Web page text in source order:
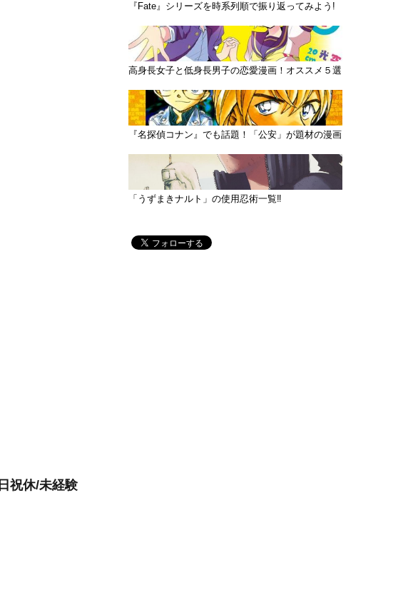
祝休/未経験
『Fate』シリーズを時系列順で振り返ってみよう!
高身長女子と低身長男子の恋愛漫画！オススメ５選
『名探偵コナン』でも話題！「公安」が題材の漫画
「うずまきナルト」の使用忍術一覧‼